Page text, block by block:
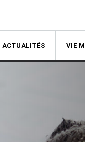
ACTUALITÉS VIE